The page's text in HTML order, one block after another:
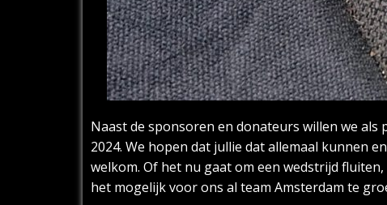
Naast de sponsoren en donateurs willen we
2024. We hopen dat jullie dat allemaal kunnen
welkom. Of het nu gaat om een wedstrijd
het mogelijk voor ons al team Amsterdam te